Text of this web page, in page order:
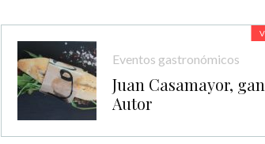
Eventos gastronómicos
Juan Casamayor,
Autor